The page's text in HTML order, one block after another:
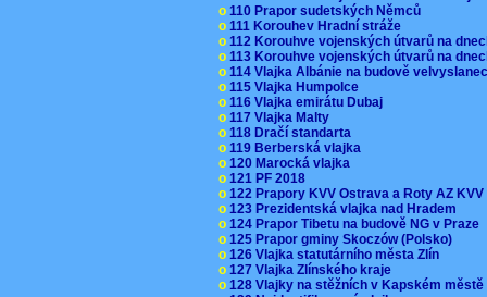
o 110 Prapor sudetských Němců
o 111 Korouhev Hradní stráže
o 112 Korouhve vojenských útvarů na
o 113 Korouhve vojenských útvarů na
o 114 Vlajka Albánie na budově
o 115 Vlajka Humpolce
o 116 Vlajka emirátu Dubaj
o 117 Vlajka Malty
o 118 Dračí standarta
o 119 Berberská vlajka
o 120 Marocká vlajka
o 121 PF 2018
o 122 Prapory KVV Ostrava a Roty AZ
o 123 Prezidentská vlajka nad Hradem
o 124 Prapor Tibetu na budově NG v Praze
o 125 Prapor gminy Skoczów (Polsko)
o 126 Vlajka statutárního města Zlín
o 127 Vlajka Zlínského kraje
o 128 Vlajky na stěžních v Kapském